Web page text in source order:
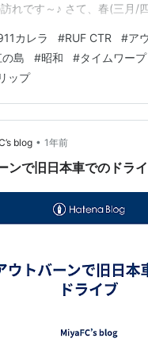
れです～♪ さて、春(三月/
に学生/お勤めの方達にとっ
りする春。 あるいみ「ケジ
～其れを念頭に、今月も明
しくです～♪
快晴の「弥生三…
カレラ #RUF CTR #ア
の島 #昭和 #タイムワープ
ップ
blog • 1年前
ンで旧日本車でのドラ